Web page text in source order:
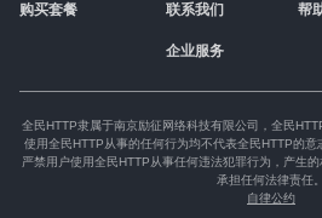
购买套餐 联系我们
企业服务
帮
全民HTTP隶属于南京励征网络科技有限公司，全民
使用全民HTTP从事的任何行为均不代表全民HTTP的意
严禁用户使用全民HTTP从事任何违法犯罪行为，产生
承担任何法律责任。
自律公约